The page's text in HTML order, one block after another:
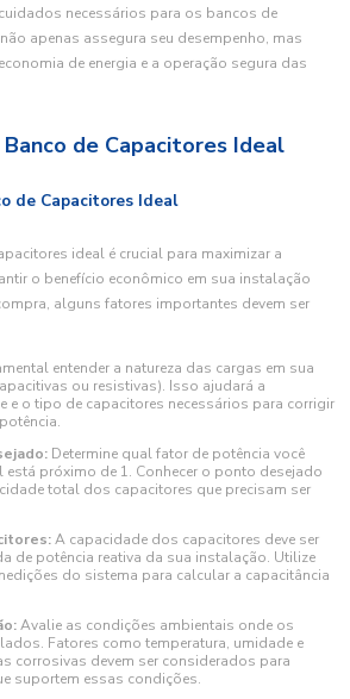
necessários para os bancos de
apenas assegura seu desempenho, mas
de energia e a operação segura das
de Capacitores Ideal
de Capacitores Ideal
ideal é crucial para maximizar a
o benefício econômico em sua instalação
alguns fatores importantes devem ser
entender a natureza das cargas em sua
ou resistivas). Isso ajudará a
e o tipo de capacitores necessários para corrigir
Determine qual fator de potência você
está próximo de 1. Conhecer o ponto desejado
total dos capacitores que precisam ser
A capacidade dos capacitores deve ser
de potência reativa da sua instalação. Utilize
do sistema para calcular a capacitância
Avalie as condições ambientais onde os
Fatores como temperatura, umidade e
corrosivas devem ser considerados para
suportem essas condições.